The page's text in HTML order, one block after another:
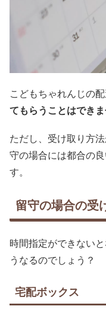
こどもちゃれんじの
てもらうことはでき
ただし、受け取り方
守の場合には都合の
す。
留守の場合の受
時間指定ができない
うなるのでしょう？
宅配ボックス